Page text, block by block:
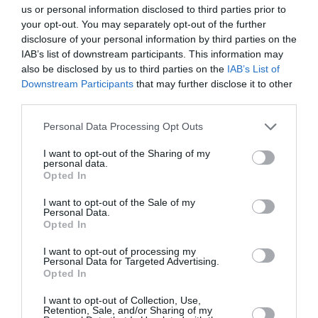
us or personal information disclosed to third parties prior to
your opt-out. You may separately opt-out of the further
disclosure of your personal information by third parties on the
IAB’s list of downstream participants. This information may
also be disclosed by us to third parties on the IAB’s List of
Downstream Participants that may further disclose it to other
Personal Data Processing Opt Outs
I want to opt-out of the Sharing of my
personal data.
Opted In
I want to opt-out of the Sale of my
Personal Data.
Opted In
I want to opt-out of processing my
Personal Data for Targeted Advertising.
Opted In
I want to opt-out of Collection, Use,
Retention, Sale, and/or Sharing of my
PARTAGER L'ARTICLE
FacebookTwitterPinterestLinkedInEmail Print
Aucun commentaire !
LAISSER UN COMMENTAIRE
FAIRE UN DON
Appel aux lecteurs !